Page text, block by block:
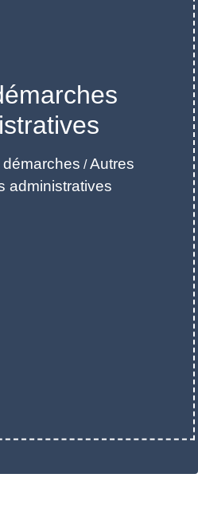
démarches /Autres
administratives